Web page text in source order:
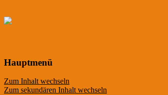
Hauptmenü
Zum Inhalt wechseln
Zum sekundären Inhalt wechseln